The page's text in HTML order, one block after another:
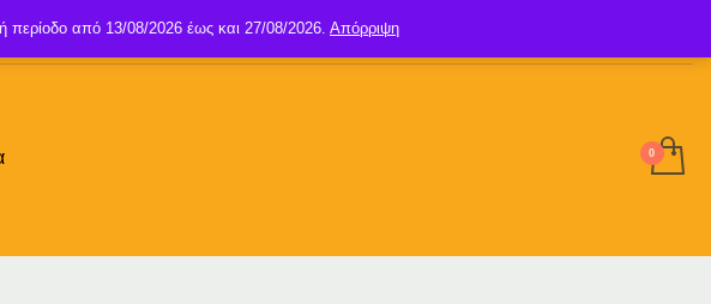
SIGN UP LOGIN
περίοδο από 13/08/2026 έως και 27/08/2026. Απόρριψη